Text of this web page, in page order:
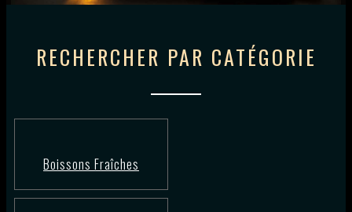
RECHERCHER PAR CATÉGORIE
Boissons Fraîches